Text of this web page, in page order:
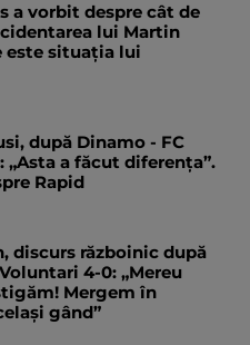
a vorbit despre cât de
lui Martin
este situația lui
după Dinamo - FC
„Asta a făcut diferența”.
Rapid
discurs războinic după
4-0: „Mereu
Mergem în
gând”